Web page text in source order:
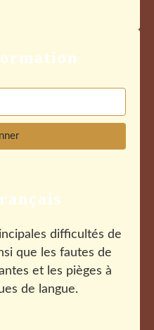
difficultés de
que les fautes de
et les pièges à
de langue.